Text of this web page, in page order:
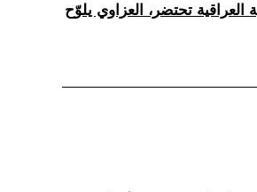
العراقية تحتضر، العزاوي يلوّح